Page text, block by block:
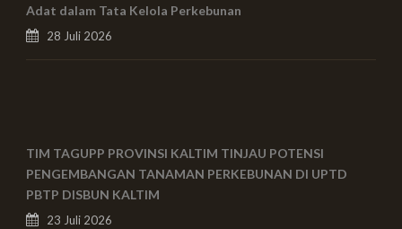
Adat dalam Tata Kelola Perkebunan
28 Juli 2026
TIM TAGUPP PROVINSI KALTIM TINJAU POTENSI
PENGEMBANGAN TANAMAN PERKEBUNAN DI UPTD
PBTP DISBUN KALTIM
23 Juli 2026